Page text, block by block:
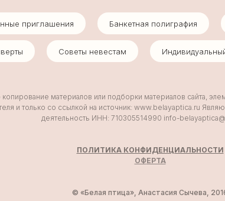
приглашения Банкетная полиграфия
Советы невестам
материалов или подборки материалов сайта,
и только со ссылкой на источник: www.belayaptica.ru
деятельность ИНН: 710305514990 info-
ПОЛИТИКА КОНФИДЕНЦИАЛЬНОСТИ
ОФЕРТА
© «Белая птица», Анастасия Сычева,